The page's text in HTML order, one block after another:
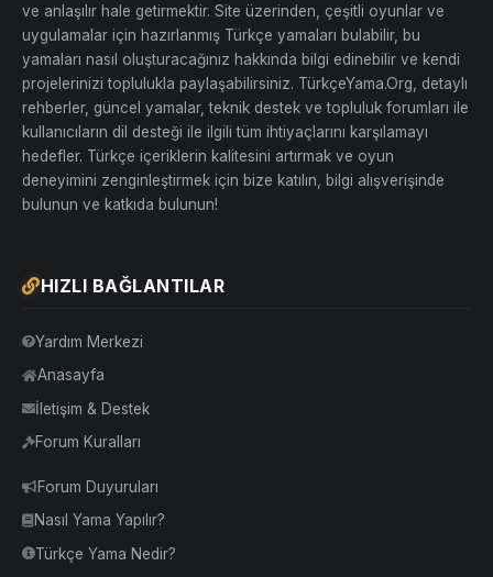
ve anlaşılır hale getirmektir. Site üzerinden, çeşitli oyunlar ve
uygulamalar için hazırlanmış Türkçe yamaları bulabilir, bu
yamaları nasıl oluşturacağınız hakkında bilgi edinebilir ve kendi
projelerinizi toplulukla paylaşabilirsiniz. TürkçeYama.Org, detaylı
rehberler, güncel yamalar, teknik destek ve topluluk forumları ile
kullanıcıların dil desteği ile ilgili tüm ihtiyaçlarını karşılamayı
hedefler. Türkçe içeriklerin kalitesini artırmak ve oyun
deneyimini zenginleştirmek için bize katılın, bilgi alışverişinde
bulunun ve katkıda bulunun!
HIZLI BAĞLANTILAR
Yardım Merkezi
Anasayfa
İletişim & Destek
Forum Kuralları
Forum Duyuruları
Nasıl Yama Yapılır?
Türkçe Yama Nedir?